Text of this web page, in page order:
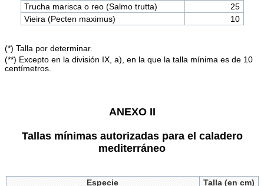
Trucha marisca o reo (Salmo trutta)
25
Vieira (Pecten maximus)
10
(*) Talla por determinar.
(**) Excepto en la división IX, a), en la que la talla mínima es de 10
centímetros.
ANEXO II
Tallas mínimas autorizadas para el caladero
mediterráneo
Especie
Talla (en cm)